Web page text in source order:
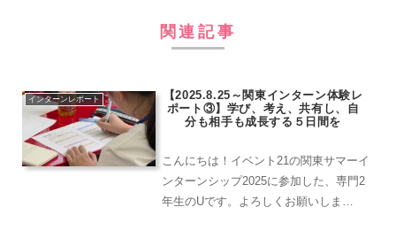
関連記事
インターンレポート
【2025.8.25～関東インターン体験レ
ポート③】学び、考え、共有し、自
分も相手も成長する５日間を
こんにちは！イベント21の関東サマーイ
ンターンシップ2025に参加した、専門2
年生のUです。よろしくお願いしま